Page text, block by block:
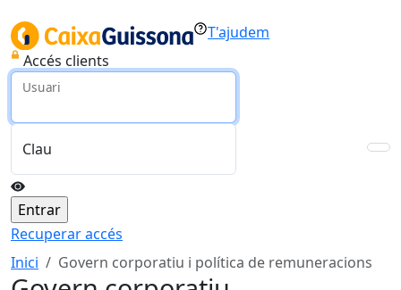
T'ajudem
Accés clients
Usuari
Clau
Recuperar accés
Inici
Govern corporatiu i política de remuneracions